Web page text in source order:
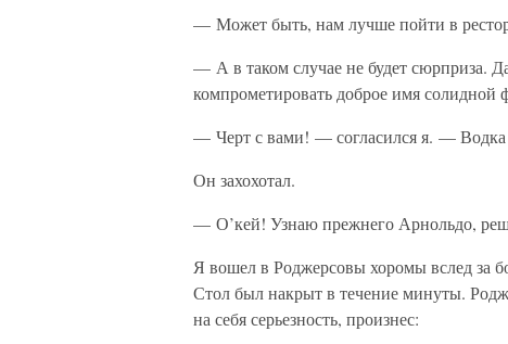
— Может быть, нам лучше пойти в
— А в таком случае не будет сюрприза.
компрометировать доброе имя
— Черт с вами! — согласился я. — Водка
Он захохотал.
— О’кей! Узнаю прежнего Арнольдо,
Я вошел в Роджерсовы хоромы вслед за
Стол был накрыт в течение минуты.
на себя серьезность, произнес: